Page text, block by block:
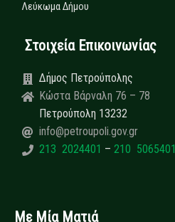
Λεύκωμα Δήμου
Στοιχεία Επικοινωνίας
Δήμος Πετρούπολης
Κώστα Βάρναλη 76 – 78
Πετρούπολη 13232
info@petroupoli.gov.gr
213 2024401 – 210 5065401
Με Μία Ματιά